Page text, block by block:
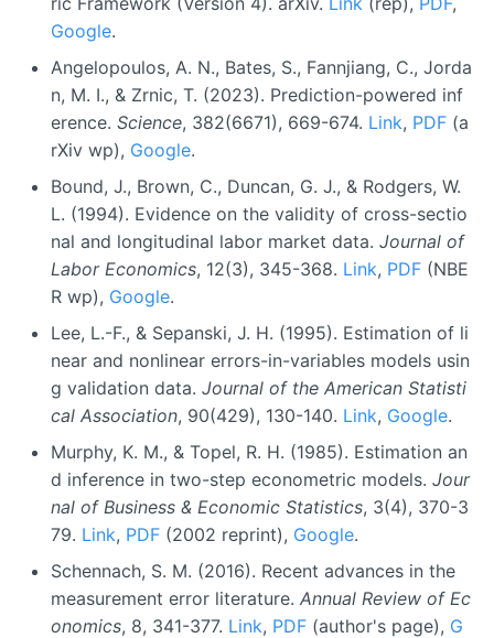
Google.
Angelopoulos, A. N., Bates, S., Fannjiang, C., Jorda
n, M. I., & Zrnic, T. (2023). Prediction-powered inf
erence. Science, 382(6671), 669-674. Link, PDF(a
rXiv wp), Google.
Bound, J., Brown, C., Duncan, G. J., & Rodgers, W.
L. (1994). Evidence on the validity of cross-sectio
nal and longitudinal labor market data. Journal of
Labor Economics, 12(3), 345-368. Link, PDF(NBE
R wp), Google.
Lee, L.-F., & Sepanski, J. H. (1995). Estimation of li
near and nonlinear errors-in-variables models usin
g validation data. Journal of the American Statisti
cal Association, 90(429), 130-140. Link, Google.
Murphy, K. M., & Topel, R. H. (1985). Estimation an
d inference in two-step econometric models. Jour
nal of Business & Economic Statistics, 3(4), 370-3
79. Link, PDF(2002 reprint), Google.
Schennach, S. M. (2016). Recent advances in the
measurement error literature. Annual Review of Ec
onomics, 8, 341-377. Link, PDF(author's page), G